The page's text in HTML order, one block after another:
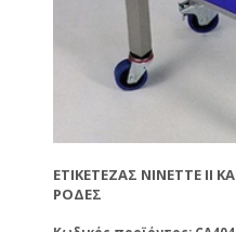
ΕΤΙΚΕΤΈΖΑΣ NINETTE IΙ
ΡΌΔΕΣ